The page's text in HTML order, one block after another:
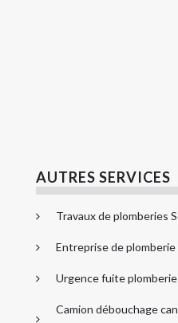
AUTRES SERVICES
Travaux de plomberies
Entreprise de
Urgence fuite
Camion débouchage